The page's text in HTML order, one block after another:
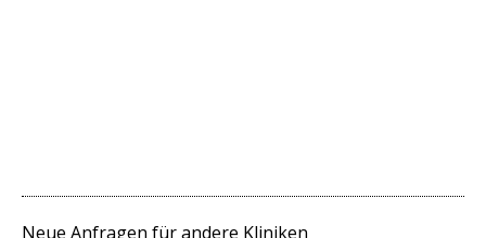
Neue Anfragen für andere Kliniken